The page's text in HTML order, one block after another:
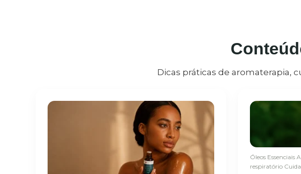
Dicas práticas de aromaterapia,
Óleos Essenciais
respiratório